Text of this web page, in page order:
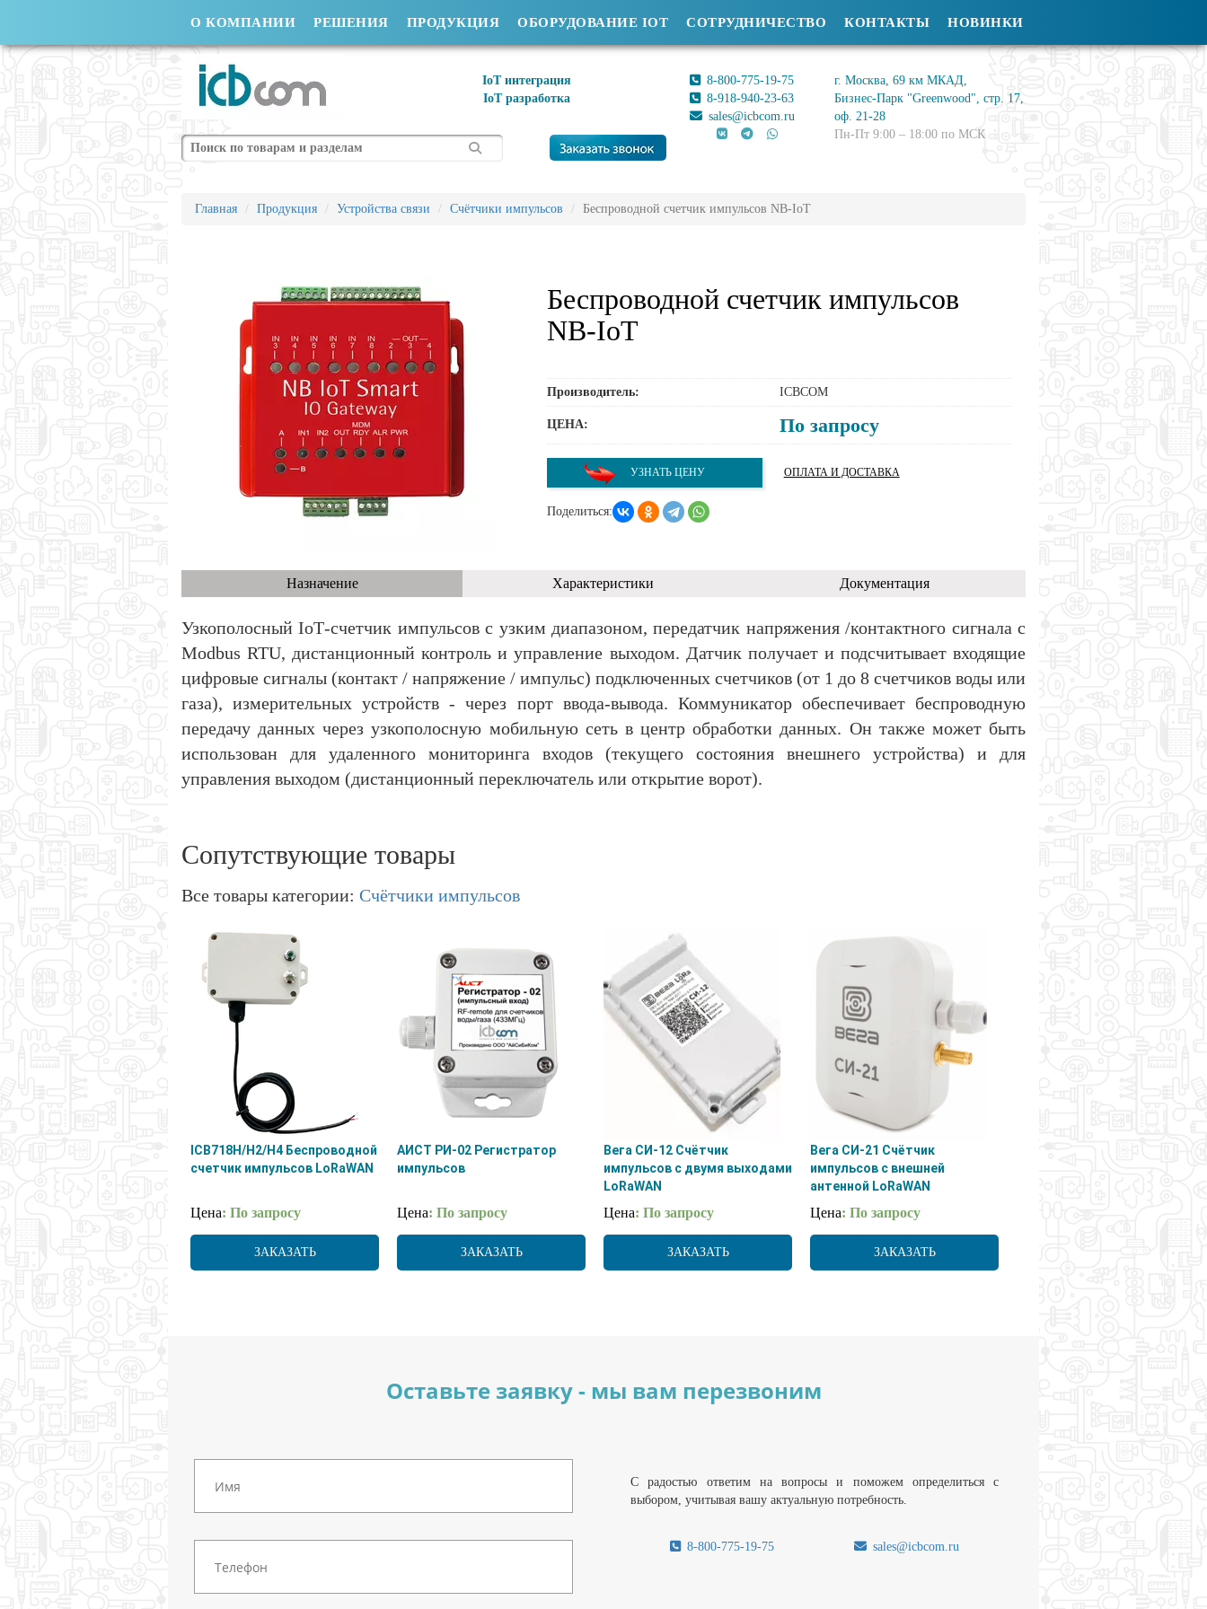
О КОМПАНИИ РЕШЕНИЯ ПРОДУКЦИЯ ОБОРУДОВАНИЕ IOT СОТРУДНИЧЕСТВО КОНТАКТЫ НОВИНКИ
IoT интеграция
IoT разработка
Поиск
8-800-775-19-75
8-918-940-23-63
sales@icbcom.ru
г. Москва, 69 км МКАД,
Бизнес-Парк "Greenwood", стр. 17,
оф. 21-28
Пн-Пт 9:00 – 18:00 по МСК
Главная Продукция Устройства связи Счётчики импульсов Беспроводной счетчик импульсов NB-IoT
Беспроводной счетчик импульсов
NB-IoT
Производитель: ICBCOM
ЦЕНА: По запросу
УЗНАТЬ ЦЕНУ ОПЛАТА И ДОСТАВКА
Поделиться:
Назначение Характеристики Документация
Узкополосный IoТ-счетчик импульсов с узким диапазоном, передатчик напряжения /контактного сигнала с
Modbus RTU, дистанционный контроль и управление выходом. Датчик получает и подсчитывает входящие
цифровые сигналы (контакт / напряжение / импульс) подключенных счетчиков (от 1 до 8 счетчиков воды или
газа), измерительных устройств - через порт ввода-вывода. Коммуникатор обеспечивает беспроводную
передачу данных через узкополосную мобильную сеть в центр обработки данных. Он также может быть
использован для удаленного мониторинга входов (текущего состояния внешнего устройства) и для
управления выходом (дистанционный переключатель или открытие ворот).
Сопутствующие товары
Все товары категории: Счётчики импульсов
ICB718H/H2/H4 Беспроводной
счетчик импульсов LoRaWAN
Цена: По запросу
ЗАКАЗАТЬ
АИСТ РИ-02 Регистратор
импульсов
Цена: По запросу
ЗАКАЗАТЬ
Вега СИ-12 Счётчик
импульсов с двумя выходами
LoRaWAN
Цена: По запросу
ЗАКАЗАТЬ
Вега СИ-21 Счётчик
импульсов с внешней
антенной LoRaWAN
Цена: По запросу
ЗАКАЗАТЬ
Оставьте заявку - мы вам перезвоним
С радостью ответим на вопросы и поможем определиться с
выбором, учитывая вашу актуальную потребность.
8-800-775-19-75 sales@icbcom.ru